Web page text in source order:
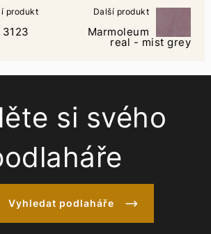
produkt Další produkt
Marmoleum
real - mist grey
si svého
Vyhledat podlaháře